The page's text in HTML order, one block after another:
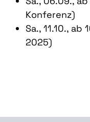
Konferenz)
Sa., 11.10., ab
2025)